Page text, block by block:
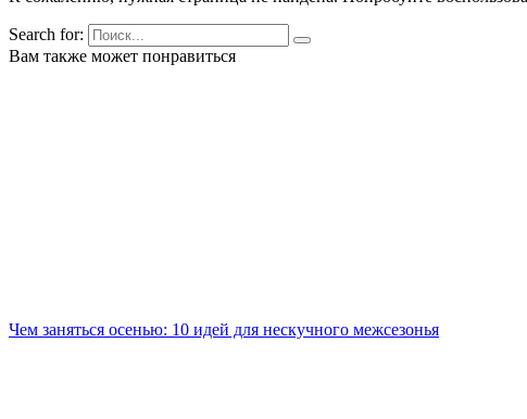
Search for:
Вам также может понравиться
Чем заняться осенью: 10 идей для нескучного межсезонья